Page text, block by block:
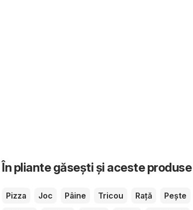
În pliante găsești și aceste produse
Pizza Joc Pâine Tricou Rață Pește